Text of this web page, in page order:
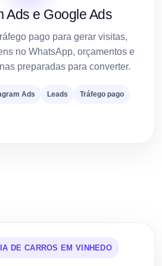
Ads e Google Ads
pago para gerar visitas,
no WhatsApp, orçamentos e
preparadas para converter.
Ads Leads Tráfego pago
DE CARROS EM VINHEDO